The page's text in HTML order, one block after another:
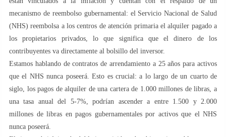
mecanismo de reembolso gubernamental: el Servicio Nacional de Salud
(NHS) reembolsa a los centros de atención primaria el alquiler pagado a
los propietarios privados, lo que significa que el dinero de los
contribuyentes va directamente al bolsillo del inversor.
Estamos hablando de contratos de arrendamiento a 25 años para activos
que el NHS nunca poseerá. Esto es crucial: a lo largo de un cuarto de
siglo, los pagos de alquiler de una cartera de 1.000 millones de libras, a
una tasa anual del 5-7%, podrían ascender a entre 1.500 y 2.000
millones de libras en pagos gubernamentales por activos que el NHS
nunca poseerá.